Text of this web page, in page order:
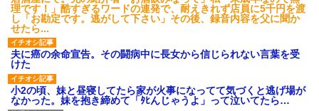
高速道路左車線を制限速度で走
った結果wwwwwwwwwwww
百年の恋12-899 食べた量を
張り合ってくる
【悲報】佐藤輝明・・・２軍
でも盛大にやらかす←あまり悲
しませないでくれ
理です！」酷すぎるワードの連発で、耐えきれず店員に5千円を渡
し「お勘定です。逃がして下さい」その後、録音内容を父に聞か
せたら...
夫に癌の余命宣告。その闘病中に長女から信じられない言葉を受
けた
小2の頃、妹と昼寝してたら家が火事になってて気づくと逃げ場が
なかった。妹を抱き締めて「ﾀﾋんじゃうよ」って泣いてたら…